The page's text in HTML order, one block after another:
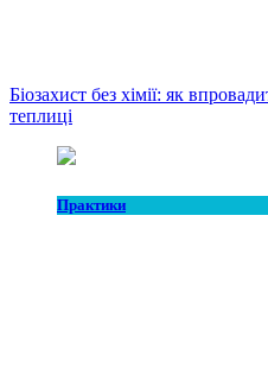
Біозахист без хімії: як
теплиці
Практики